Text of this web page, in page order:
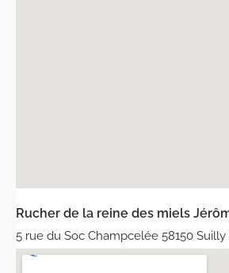
Rucher de la reine des miels
5 rue du Soc Champcelée 58150 Suilly